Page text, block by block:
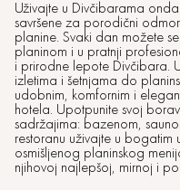
Uživajte u Divčibarama
savršene za porodični
planine. Svaki dan možete
planinom i u pratnji
i prirodne lepote Divčibara.
izletima i šetnjama do
udobnim, komfornim i
hotela. Upotpunite svoj
sadržajima: bazenom,
restoranu uživajte u bogatim
osmišljenog planinskog
njihovoj najlepšoj, mirnoj i